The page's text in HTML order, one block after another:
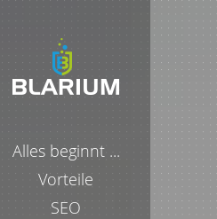
Alles beginnt ...
Vorteile
SEO